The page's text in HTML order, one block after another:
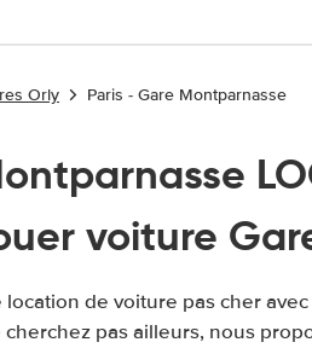
Orly Paris - Gare Montparnasse
voiture
de voiture pas cher
cherchez pas ailleurs, nous